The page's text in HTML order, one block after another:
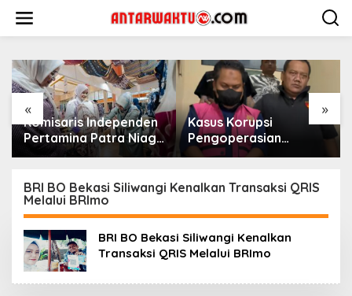
konten
« »
Komisaris Independen
Pertamina Patra Niaga
Terpikat Produk UMKM
Sentuhan
Kemanusiaan dan
Keberlanjutan
Kasus Korupsi
Pengoperasian
Pesawat APK: Mantan
Development
BRI BO Bekasi Siliwangi Kenalkan Transaksi QRIS
Melalui BRImo
BRI BO Bekasi Siliwangi Kenalkan
Transaksi QRIS Melalui BRImo